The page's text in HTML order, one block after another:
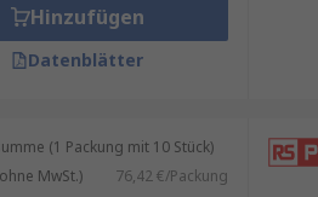
Hinzufügen
Datenblätter
(1 Packung mit 10 Stück)
MwSt.) 76,42 €/Packung